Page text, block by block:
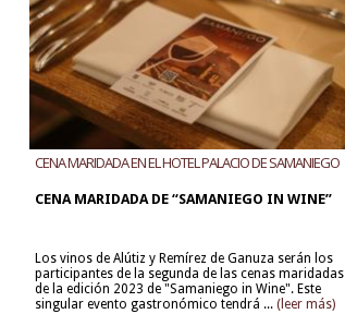
CENA MARIDADA EN EL HOTEL PALACIO DE SAMANIEGO
CENA MARIDADA DE “SAMANIEGO IN WINE”
Los vinos de Alútiz y Remírez de Ganuza serán los
participantes de la segunda de las cenas maridadas
de la edición 2023 de "Samaniego in Wine". Este
singular evento gastronómico tendrá ... (leer más)